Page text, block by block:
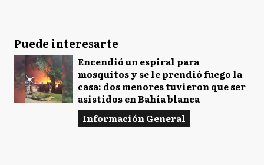
Puede interesarte
Encendió un espiral para
mosquitos y se le prendió fuego la
casa: dos menores tuvieron que ser
asistidos en Bahía blanca
Información General